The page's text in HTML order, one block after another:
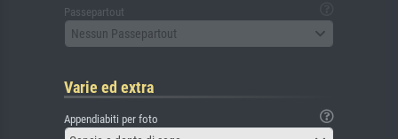
Passepartout
Nessun Passepartout
Varie ed extra
Appendiabiti per foto